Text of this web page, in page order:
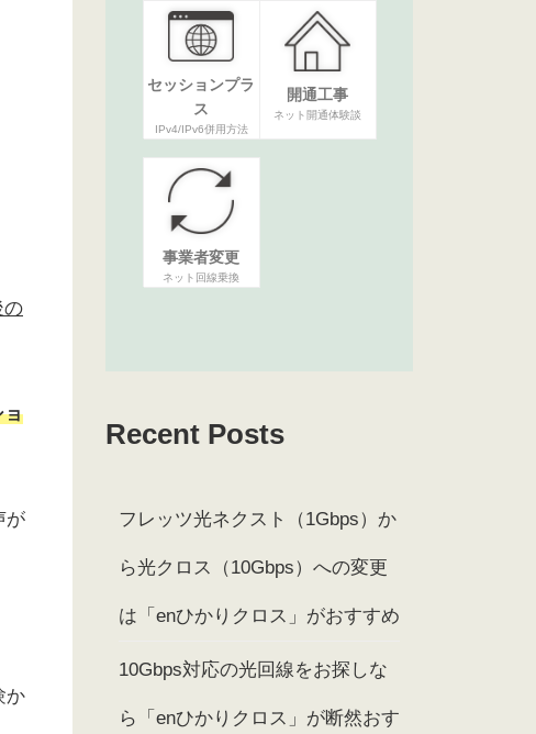
の
ョ
が
か
セッションプラ
ス
IPv4/IPv6併用方法
開通工事
ネット開通体験談
事業者変更
ネット回線乗換
Recent Posts
フレッツ光ネクスト（1Gbps）か
ら光クロス（10Gbps）への変更
は「enひかりクロス」がおすすめ
10Gbps対応の光回線をお探しな
ら「enひかりクロス」が断然おす